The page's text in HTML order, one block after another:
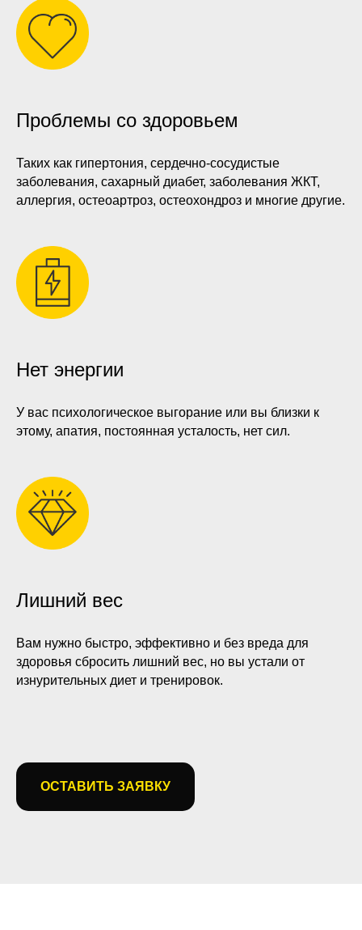
Проблемы со здоровьем
Таких как гипертония, сердечно-сосудистые
заболевания, сахарный диабет, заболевания ЖКТ,
аллергия, остеоартроз, остеохондроз и многие другие.
Нет энергии
У вас психологическое выгорание или вы близки к
этому, апатия, постоянная усталость, нет сил.
Лишний вес
Вам нужно быстро, эффективно и без вреда для
здоровья сбросить лишний вес, но вы устали от
изнурительных диет и тренировок.
ОСТАВИТЬ ЗАЯВКУ